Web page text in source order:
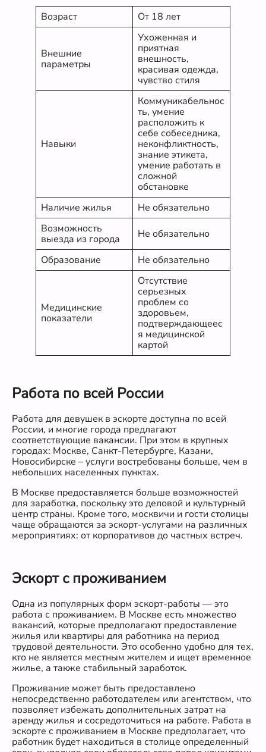
Возраст
От 18 лет
Внешние
параметры
Ухоженная и
приятная
внешность,
красивая одежда,
чувство стиля
Навыки
Коммуникабельнос
ть, умение
расположить к
себе собеседника,
неконфликтность,
знание этикета,
умение работать в
сложной
обстановке
Наличие жилья
Не обязательно
Возможность
выезда из города
Не обязательно
Образование
Не обязательно
Медицинские
показатели
Отсутствие
серьезных
проблем со
здоровьем,
подтверждающеес
я медицинской
картой
Работа по всей России
Работа для девушек в эскорте доступна по всей
России, и многие города предлагают
соответствующие вакансии. При этом в крупных
городах: Москве, Санкт-Петербурге, Казани,
Новосибирске – услуги востребованы больше, чем в
небольших населенных пунктах.
В Москве предоставляется больше возможностей
для заработка, поскольку это деловой и культурный
центр страны. Кроме того, москвичи и гости столицы
чаще обращаются за эскорт-услугами на различных
мероприятиях: от корпоративов до частных встреч.
Эскорт с проживанием
Одна из популярных форм эскорт-работы — это
работа с проживанием. В Москве есть множество
вакансий, которые предполагают предоставление
жилья или квартиры для работника на период
трудовой деятельности. Это особенно удобно для тех,
кто не является местным жителем и ищет временное
жилье, а также стабильный заработок.
Проживание может быть предоставлено
непосредственно работодателем или агентством, что
позволяет избежать дополнительных затрат на
аренду жилья и сосредоточиться на работе. Работа в
эскорте с проживанием в Москве предполагает, что
работник будет находиться в столице определенный